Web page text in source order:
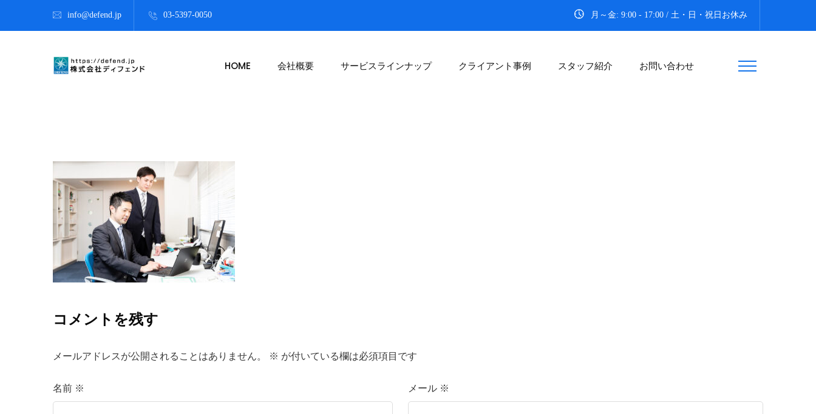
info@defend.jp 03-5397-0050 月～金: 9:00 - 17:00 / 土・日・祝日お休み
HOME 会社概要 サービスラインナップ クライアント事例 スタッフ紹介 お問い合わせ
コメントを残す
メールアドレスが公開されることはありません。 ※ が付いている欄は必須項目です
名前 ※ メール ※